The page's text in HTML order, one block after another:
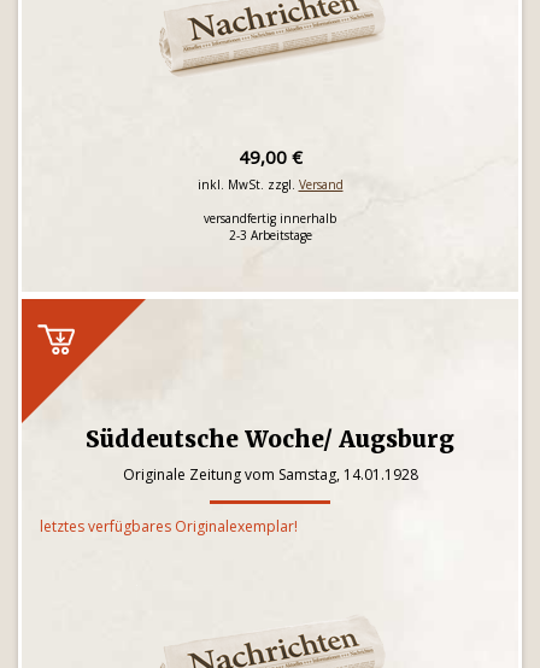
49,00 €
inkl. MwSt. zzgl. Versand
versandfertig innerhalb
2-3 Arbeitstage
Süddeutsche Woche/ Augsburg
Originale Zeitung vom Samstag, 14.01.1928
letztes verfügbares Originalexemplar!